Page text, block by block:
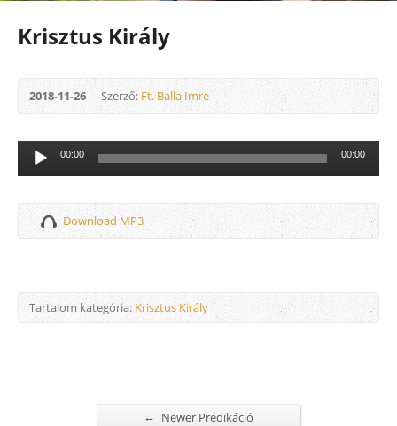
Krisztus Király
2018-11-26 Szerző:Ft. Balla Imre
Audió
lejátszó
00:00 00:00
Download MP3
Tartalom kategória:Krisztus Király
← Newer Prédikáció